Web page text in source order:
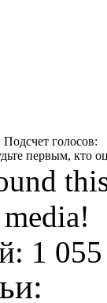
Подсчет голосов:
первым, кто
1 055